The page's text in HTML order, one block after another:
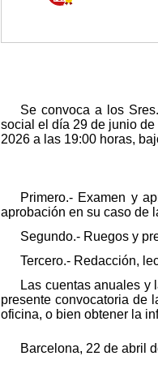
Se convoca a los
social el día 29 de junio
2026 a las 19:00 horas,
Primero.- Examen y
aprobación en su caso de
Segundo.- Ruegos y
Tercero.- Redacción,
Las cuentas anuales y
presente convocatoria de
oficina, o bien obtener la
Barcelona, 22 de abril